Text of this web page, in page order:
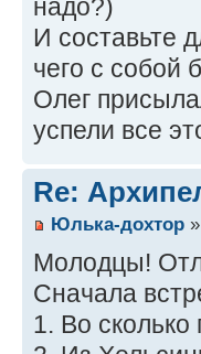
надо?)
И составьте
чего с собой
Олег
успели все
Re:
Юлька-дохтор
Молодцы!
Сначала
1. Во сколько